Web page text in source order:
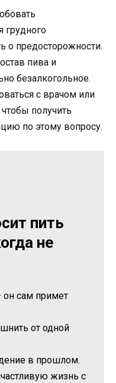
грудного
о предосторожности.
пива и
безалкогольное.
с врачом или
получить
по этому вопросу.
пить
не
он сам примет
от одной
в прошлом.
жизнь с